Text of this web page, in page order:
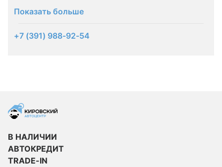
Показать больше
+7 (391) 988-92-54
В НАЛИЧИИ
АВТОКРЕДИТ
TRADE-IN